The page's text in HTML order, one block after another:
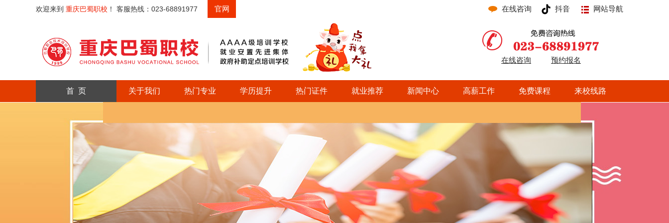
欢迎来到 重庆巴蜀职校 ！ 客服热线：023-68891977 官网 在线咨询 抖音 网站导航
在线咨询 预约报名
首 页 关于我们 热门专业 学历提升 热门证件 就业推荐 新闻中心 高薪工作 免费课程 来校线路